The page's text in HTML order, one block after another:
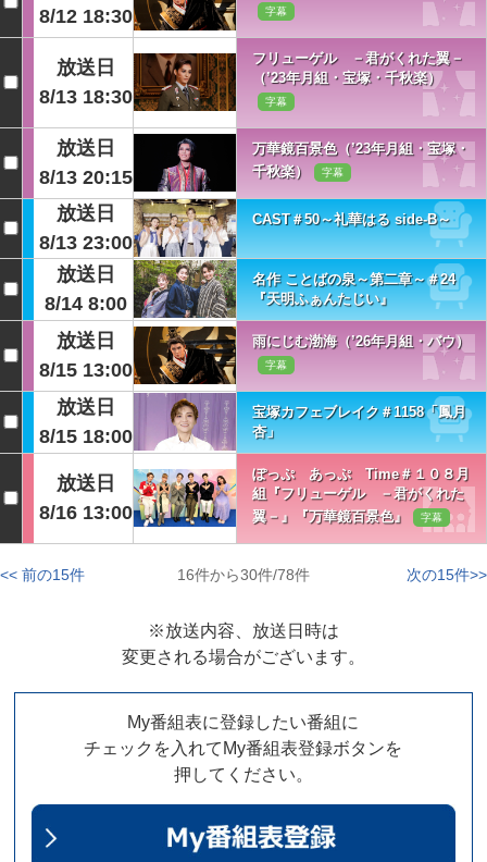
8/12 18:30
字幕
放送日
8/13 18:30
フリューゲル －君がくれた翼－
（’23年月組・宝塚・千秋楽）
字幕
放送日
8/13 20:15
万華鏡百景色（’23年月組・宝塚・
千秋楽）
字幕
放送日
8/13 23:00
CAST＃50～礼華はる side-B～
放送日
8/14 8:00
名作 ことばの泉～第二章～＃24
『天明ふぁんたじい』
放送日
8/15 13:00
雨にじむ渤海（’26年月組・バウ）
字幕
放送日
8/15 18:00
宝塚カフェブレイク＃1158「鳳月
杏」
放送日
8/16 13:00
ぽっぷ あっぷ Time＃１０８月
組『フリューゲル －君がくれた
翼－』『万華鏡百景色』
字幕
<< 前の15件 16件から30件/78件 次の15件>>
※放送内容、放送日時は
変更される場合がございます。
My番組表に登録したい番組に
チェックを入れてMy番組表登録ボタンを
押してください。